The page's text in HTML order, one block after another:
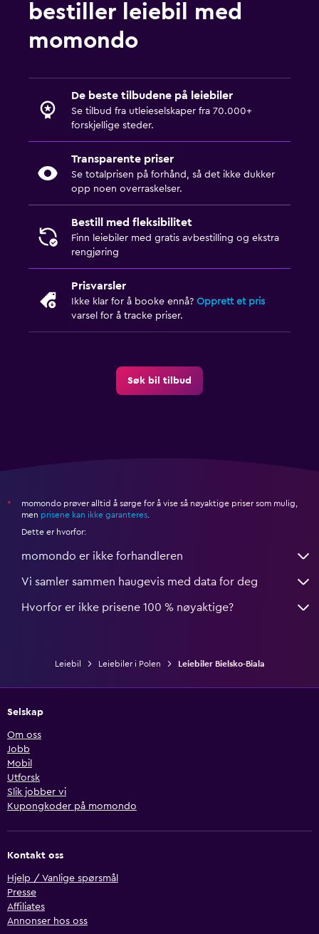
bestiller leiebil med
momondo
De beste tilbudene på leiebiler
Se tilbud fra utleieselskaper fra 70.000+
forskjellige steder.
Transparente priser
Se totalprisen på forhånd, så det ikke dukker
opp noen overraskelser.
Bestill med fleksibilitet
Finn leiebiler med gratis avbestilling og ekstra
rengjøring
Prisvarsler
Ikke klar for å booke ennå? Opprett et pris
varsel for å tracke priser.
Søk bil tilbud
*
momondo prøver alltid å sørge for å vise så nøyaktige priser som mulig,
men prisene kan ikke garanteres.
Dette er hvorfor:
momondo er ikke forhandleren
Vi samler sammen haugevis med data for deg
Hvorfor er ikke prisene 100 % nøyaktige?
Leiebil Leiebiler i Polen Leiebiler Bielsko-Biala
Selskap
Om oss
Jobb
Mobil
Utforsk
Slik jobber vi
Kupongkoder på momondo
Kontakt oss
Hjelp / Vanlige spørsmål
Presse
Affiliates
Annonser hos oss